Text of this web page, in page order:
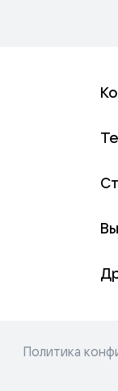
Политика